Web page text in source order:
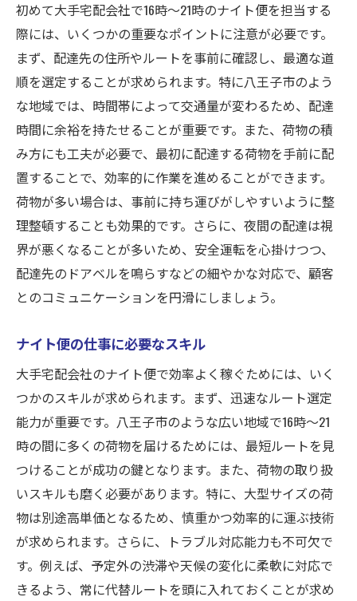
初めて大手宅配会社で16時〜21時のナイト便を担当する
際には、いくつかの重要なポイントに注意が必要です。
まず、配達先の住所やルートを事前に確認し、最適な道
順を選定することが求められます。特に八王子市のよう
な地域では、時間帯によって交通量が変わるため、配達
時間に余裕を持たせることが重要です。また、荷物の積
み方にも工夫が必要で、最初に配達する荷物を手前に配
置することで、効率的に作業を進めることができます。
荷物が多い場合は、事前に持ち運びがしやすいように整
理整頓することも効果的です。さらに、夜間の配達は視
界が悪くなることが多いため、安全運転を心掛けつつ、
配達先のドアベルを鳴らすなどの細やかな対応で、顧客
とのコミュニケーションを円滑にしましょう。
ナイト便の仕事に必要なスキル
大手宅配会社のナイト便で効率よく稼ぐためには、いく
つかのスキルが求められます。まず、迅速なルート選定
能力が重要です。八王子市のような広い地域で16時〜21
時の間に多くの荷物を届けるためには、最短ルートを見
つけることが成功の鍵となります。また、荷物の取り扱
いスキルも磨く必要があります。特に、大型サイズの荷
物は別途高単価となるため、慎重かつ効率的に運ぶ技術
が求められます。さらに、トラブル対応能力も不可欠で
す。例えば、予定外の渋滞や天候の変化に柔軟に対応で
きるよう、常に代替ルートを頭に入れておくことが求め